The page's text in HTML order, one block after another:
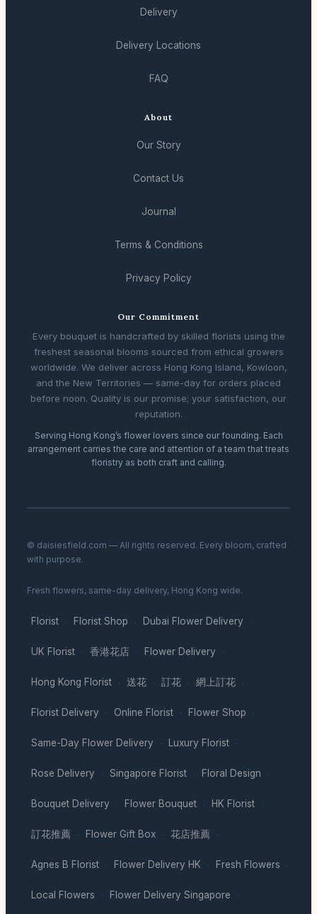
Delivery
Delivery Locations
FAQ
About
Our Story
Contact Us
Journal
Terms & Conditions
Privacy Policy
Our Commitment
Every bouquet is handcrafted by skilled florists using the
freshest seasonal blooms sourced from ethical growers
worldwide. We deliver across Hong Kong Island, Kowloon,
and the New Territories — same-day for orders placed
before noon. Quality is our promise; your satisfaction, our
reputation.
Serving Hong Kong’s flower lovers since our founding. Each
arrangement carries the care and attention of a team that treats
floristry as both craft and calling.
© daisiesfield.com — All rights reserved. Every bloom, crafted
with purpose.
Fresh flowers, same-day delivery, Hong Kong wide.
Florist · Florist Shop · Dubai Flower Delivery ·
UK Florist · 香港花店 · Flower Delivery ·
Hong Kong Florist · 送花 · 訂花 · 網上訂花 ·
Florist Delivery · Online Florist · Flower Shop ·
Same-Day Flower Delivery · Luxury Florist ·
Rose Delivery · Singapore Florist · Floral Design ·
Bouquet Delivery · Flower Bouquet · HK Florist ·
訂花推薦 · Flower Gift Box · 花店推薦 ·
Agnes B Florist · Flower Delivery HK · Fresh Flowers ·
Local Flowers · Flower Delivery Singapore ·